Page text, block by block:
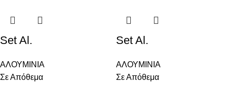
Set Al.
ΑΛΟΥΜΙΝΙΑ
Σε Απόθεμα
Set Al.
ΑΛΟΥΜΙΝΙΑ
Σε Απόθεμα